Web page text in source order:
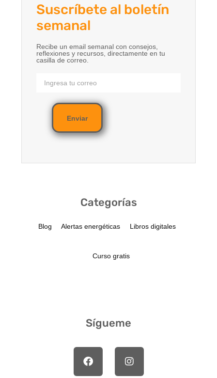
Suscríbete al boletín
semanal
Recibe un email semanal con consejos,
reflexiones y recursos, directamente en tu
casilla de correo.
Enviar
Categorías
Blog Alertas energéticas Libros digitales
Curso gratis
Sígueme